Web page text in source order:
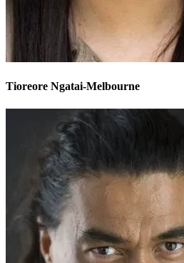
Tioreore Ngatai-Melbourne